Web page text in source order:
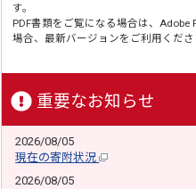
す。
PDF書類をご覧になる場合は、Adobe
場合、最新バージョンをご利用くださ
重要なお知らせ
2026/08/05
現在の寄附状況
2026/08/05